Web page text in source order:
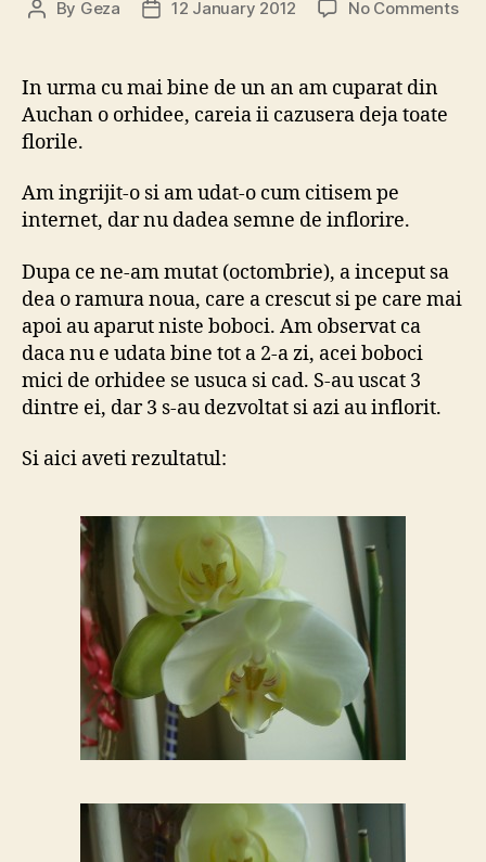
Post
By Geza
Post12 January 2012 No Commentson
In urma cu mai bine de un an am cuparat din
Auchan o orhidee, careia ii cazusera deja toate
florile.
Am ingrijit-o si am udat-o cum citisem pe
internet, dar nu dadea semne de inflorire.
Dupa ce ne-am mutat (octombrie), a inceput sa
dea o ramura noua, care a crescut si pe care mai
apoi au aparut niste boboci. Am observat ca
daca nu e udata bine tot a 2-a zi, acei boboci
mici de orhidee se usuca si cad. S-au uscat 3
dintre ei, dar 3 s-au dezvoltat si azi au inflorit.
Si aici aveti rezultatul: